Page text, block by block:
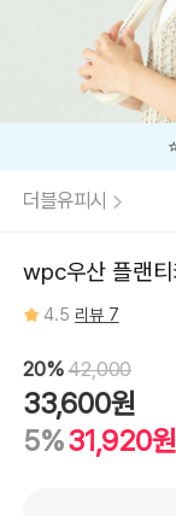
더블유피시
wpc우산 플랜
4.5 리뷰 7
20%42,000
33,600원
5%31,920원